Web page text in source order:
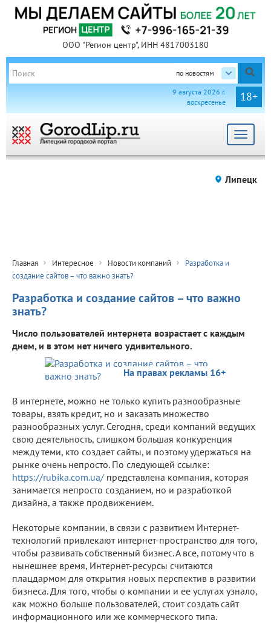
ООО "Регион центр", ИНН 4817003180
по новостям
18+
9 августа 2026 г.
воскресенье
Toggle
Липецк
Главная Интересное Новости компаний
Разработка и
создание сайтов – что важно знать?
Разработка и создание сайтов – что важно
знать?
Число пользователей интернета возрастает с каждым
днем, и в этом нет ничего удивительного.
На правах рекламы 16+
В интернете, можно не только купить разнообразные
товары, взять кредит, но и заказать множество
разнообразных услуг. Сегодня, среди компаний ведущих
свою деятельность, слишком большая конкуренция
между теми, кто создает сайты, и поэтому удержаться на
рынке очень непросто. По следующей ссылке:
https://rubika.com.ua/ представлена компания, которая
занимается непросто созданием, но и разработкой
дизайна, а также продвижением.
Некоторые компании, в связи с развитием Интернет-
технологий привлекают интернет-пространство для того,
чтобы развивать собственный бизнес. А все, потому что в
нынешнее время, Интернет-ресурсы считаются
плацдармом для открытия новых перспектив в развитии
бизнеса. Для того, чтобы о компании и ее услугах узнало,
как можно больше пользователей, стоит создать сайт
информационного или же коммерческого типа.